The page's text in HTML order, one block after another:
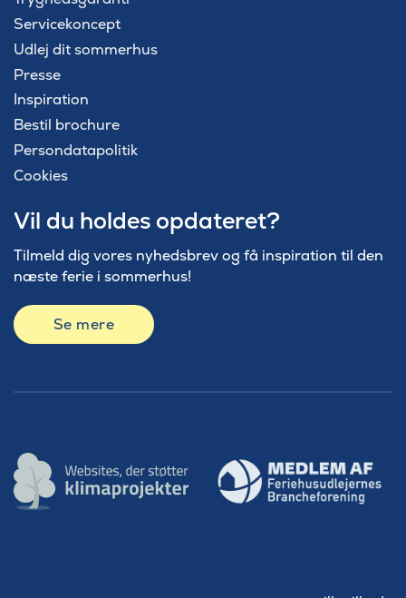
Servicekoncept
Udlej dit sommerhus
Presse
Inspiration
Bestil brochure
Persondatapolitik
Cookies
Vil du holdes opdateret?
Tilmeld dig vores nyhedsbrev og få inspiration til den
næste ferie i sommerhus!
Se mere